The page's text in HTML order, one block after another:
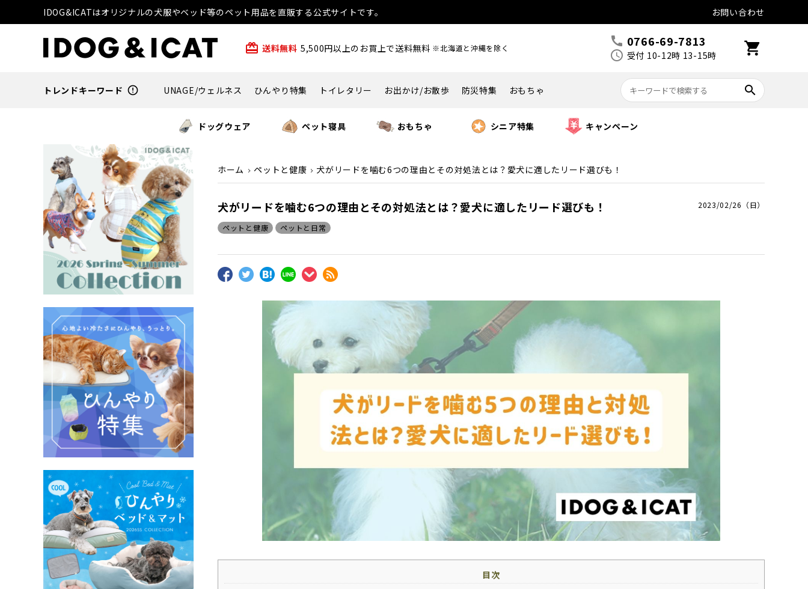
IDOG&ICATはオリジナルの犬服やベッド等のペット用品を直販する公式サイトです。 お問い合わせ
card_giftcard 送料無料 5,500円以上のお買上で送料無料 ※北海道と沖縄を除く call 0766-69-7813
schedule 受付 10-12時 13-15時 shopping_cart
トレンドキーワード error_outline UNAGE/ウェルネス ひんやり特集 トイレタリー お出かけ/お散歩 防災特集 おもちゃ search
ドッグウェア ペット寝具 おもちゃ シニア特集 キャンペーン
ホーム ペットと健康 犬がリードを噛む6つの理由とその対処法とは？愛犬に適したリード選びも！
犬がリードを噛む6つの理由とその対処法とは？愛犬に適したリード選びも！ 2023/02/26（日）
ペットと健康 ペットと日常
目次